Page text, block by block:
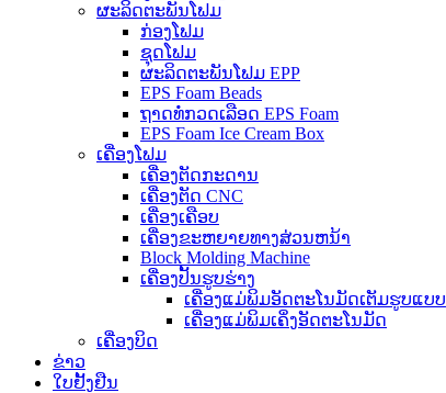
ຜະລິດຕະພັນໂຟມ
ກ່ອງໂຟມ
ຊຸດໂຟມ
ຜະລິດຕະພັນໂຟມ EPP
EPS Foam Beads
ຖາດທໍ່ກວດເລືອດ EPS Foam
EPS Foam Ice Cream Box
ເຄື່ອງໂຟມ
ເຄື່ອງຕັດກະດານ
ເຄື່ອງຕັດ CNC
ເຄື່ອງເຄືອບ
ເຄື່ອງຂະຫຍາຍທາງສ່ວນຫນ້າ
Block Molding Machine
ເຄື່ອງປັ້ນຮູບຮ່າງ
ເຄື່ອງແມ່ພິມອັດຕະໂນມັດເຕັມຮູບແບບ
ເຄື່ອງແມ່ພິມເຄິ່ງອັດຕະໂນມັດ
ເຄື່ອງບິດ
ຂ່າວ
ໃບຢັ້ງຢືນ